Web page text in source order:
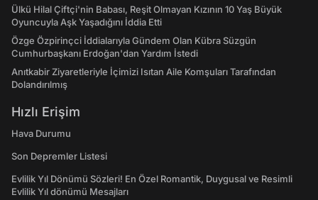
Ülkü Hilal Çiftçi'nin Babası, Reşit Olmayan Kızının 10 Yaş Büyük
Oyuncuyla Aşk Yaşadığını İddia Etti
Özge Özpirinçci İddialarıyla Gündem Olan Kübra Süzgün
Cumhurbaşkanı Erdoğan'dan Yardım İstedi
Anıtkabir Ziyaretleriyle İçimizi Isıtan Aile Komşuları Tarafından
Dolandırılmış
Hızlı Erişim
Hava Durumu
Son Depremler Listesi
Evlilik Yıl Dönümü Sözleri! En Özel Romantik, Duygusal ve Resimli
Evlilik Yıl dönümü Mesajları